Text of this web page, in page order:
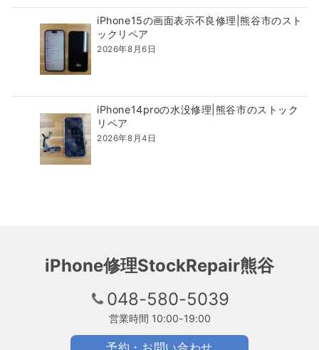
iPhone15の画面表示不良修理|熊谷市のスト
ックリペア
2026年8月6日
iPhone14proの水没修理|熊谷市のストック
リペア
2026年8月4日
iPhone修理StockRepair熊谷
048-580-5039
営業時間 10:00-19:00
予約・お問い合わせ